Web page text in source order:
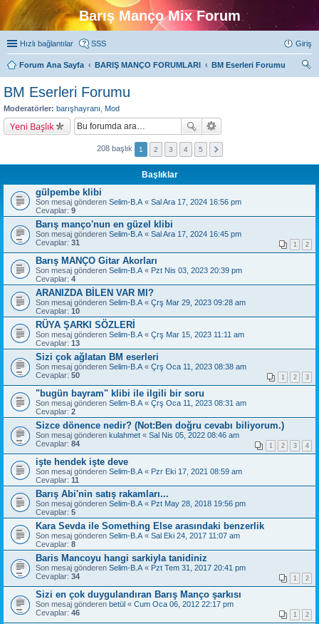
Barış Manço Mix Forum
Hızlı bağlantılar SSS Giriş
Forum Ana Sayfa BARIŞ MANÇO FORUMLARI
BM Eserleri Forumu
BM Eserleri Forumu
Moderatörler: barışhayranı Mod
Yeni Başlık
208 başlık 1 2 3 4 5
Başlıklar
gülpembe klibi
Son mesaj gönderen Selim-B.A « Sal Ara 17, 2024 16:56 pm
Cevaplar: 9
Barış manço'nun en güzel klibi
Son mesaj gönderen Selim-B.A « Sal Ara 17, 2024 16:45 pm
Cevaplar: 31 1 2
Barış MANÇO Gitar Akorları
Son mesaj gönderen Selim-B.A « Pzt Nis 03, 2023 20:39 pm
Cevaplar: 4
ARANIZDA BİLEN VAR MI?
Son mesaj gönderen Selim-B.A « Çrş Mar 29, 2023 09:28 am
Cevaplar: 10
RÜYA ŞARKI SÖZLERİ
Son mesaj gönderen Selim-B.A « Çrş Mar 15, 2023 11:11 am
Cevaplar: 13
Sizi çok ağlatan BM eserleri
Son mesaj gönderen Selim-B.A « Çrş Oca 11, 2023 08:38 am
Cevaplar: 50 1 2 3
"bugün bayram" klibi ile ilgili bir soru
Son mesaj gönderen Selim-B.A « Çrş Oca 11, 2023 08:31 am
Cevaplar: 2
Sizce dönence nedir? (Not:Ben doğru cevabı biliyorum.)
Son mesaj gönderen kulahmet « Sal Nis 05, 2022 08:46 am
Cevaplar: 84 1 2 3 4
işte hendek işte deve
Son mesaj gönderen Selim-B.A « Pzr Eki 17, 2021 08:59 am
Cevaplar: 11
Barış Abi'nin satış rakamları...
Son mesaj gönderen Selim-B.A « Pzt May 28, 2018 19:56 pm
Cevaplar: 5
Kara Sevda ile Something Else arasındaki benzerlik
Son mesaj gönderen Selim-B.A « Sal Eki 24, 2017 11:07 am
Cevaplar: 8
Baris Mancoyu hangi sarkiyla tanidiniz
Son mesaj gönderen Selim-B.A « Pzt Tem 31, 2017 20:41 pm
Cevaplar: 34 1 2
Sizi en çok duygulandıran Barış Manço şarkısı
Son mesaj gönderen betül « Cum Oca 06, 2012 22:17 pm
Cevaplar: 46 1 2